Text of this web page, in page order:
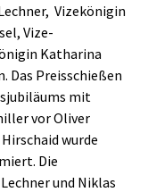
Vizekönigin
Vize-
Katharina
Das Preisschießen
mit
vor Oliver
wurde
Die
und Niklas